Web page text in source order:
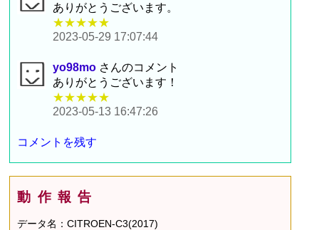
ありがとうございます。
★★★★★
2023-05-29 17:07:44
yo98mo さんのコメント
ありがとうございます！
★★★★★
2023-05-13 16:47:26
コメントを残す
動作報告
データ名：CITROEN-C3(2017)